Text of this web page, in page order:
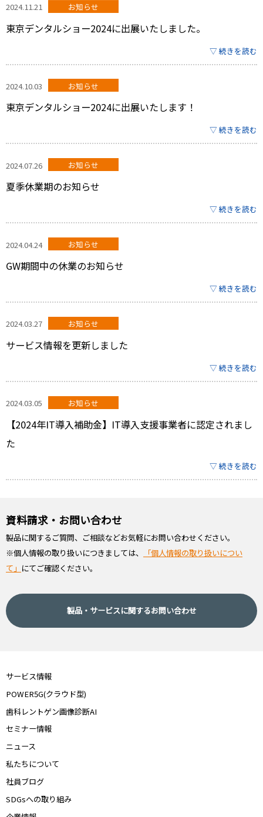
2024.11.21 お知らせ
東京デンタルショー2024に出展いたしました。
▽ 続きを読む
2024.10.03 お知らせ
東京デンタルショー2024に出展いたします！
▽ 続きを読む
2024.07.26 お知らせ
夏季休業期のお知らせ
▽ 続きを読む
2024.04.24 お知らせ
GW期間中の休業のお知らせ
▽ 続きを読む
2024.03.27 お知らせ
サービス情報を更新しました
▽ 続きを読む
2024.03.05 お知らせ
【2024年IT導入補助金】IT導入支援事業者に認定されまし
た
▽ 続きを読む
資料請求・お問い合わせ
製品に関するご質問、ご相談などお気軽にお問い合わせください。
※個人情報の取り扱いにつきましては、
「個人情報の取り扱いについ
て」 にてご確認ください。
製品・サービスに関するお問い合わせ
サービス情報
POWER5G(クラウド型)
歯科レントゲン画像診断AI
セミナー情報
ニュース
私たちについて
社員ブログ
SDGsへの取り組み